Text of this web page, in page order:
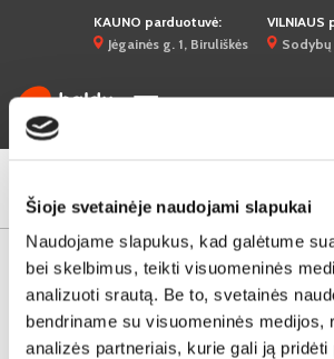
Šioje svetainėje naudojami slapukai
Naudojame slapukus, kad galėtume
bei skelbimus, teikti visuomeninės
analizuoti srautą. Be to, svetainės
bendriname su visuomeninės medijos,
analizės partneriais, kurie gali ją pridėti
KAUNO parduotuvė:
Jėgainės g. 1, Biruliškės
VILNIAUS
Sodybų
☰
MINKŠTŲ BALDŲ
KEISTI FILTRUS:
Rikiavimas: